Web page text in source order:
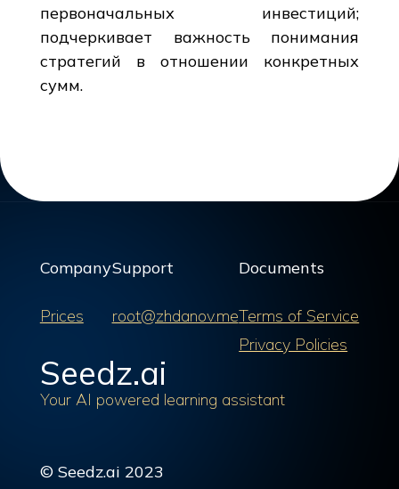
первоначальных инвестиций;
подчеркивает важность понимания
стратегий в отношении конкретных
сумм.
Company
Prices
Support
root@zhdanov.me
Documents
Terms of Service
Privacy Policies
Seedz.ai
Your AI powered learning assistant
© Seedz.ai 2023